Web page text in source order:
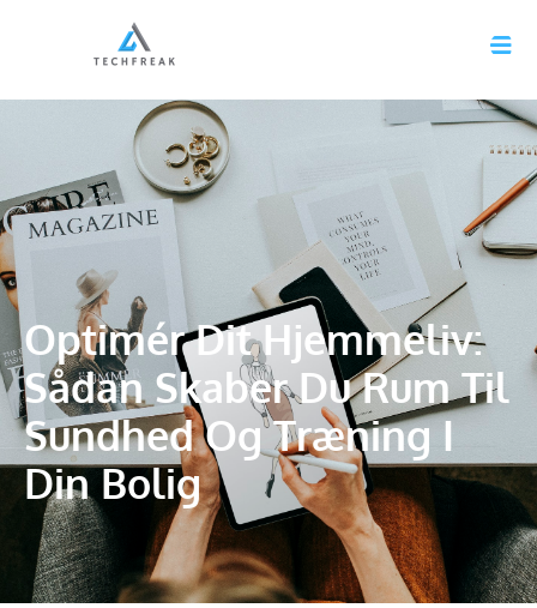
Optimér Dit Hjemmeliv:
Sådan Skaber Du Rum Til
Sundhed Og Træning I
Din Bolig